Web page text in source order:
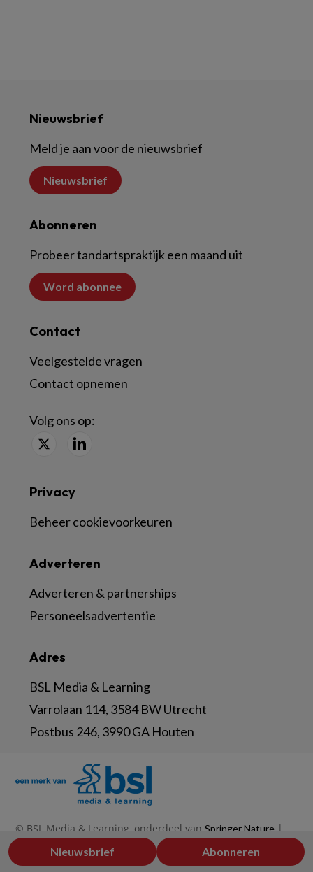
Nieuwsbrief
Meld je aan voor de nieuwsbrief
Nieuwsbrief
Abonneren
Probeer tandartspraktijk een maand uit
Word abonnee
Contact
Veelgestelde vragen
Contact opnemen
Volg ons op:
Adres
BSL Media & Learning
Varrolaan 114, 3584 BW Utrecht
Postbus 246, 3990 GA Houten
Adverteren
Adverteren & partnerships
Personeelsadvertentie
Privacy
Beheer cookievoorkeuren
© BSL Media & Learning, onderdeel van Springer Nature |
Privacy Statement | Disclaimer|Voorwaarden
Nieuwsbrief Abonneren